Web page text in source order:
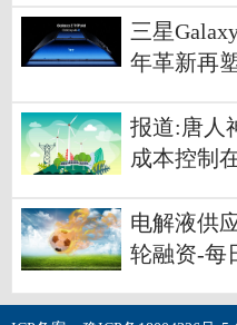
三星
年革新再
报道:唐人
成本控制
电解液供
轮融资-每